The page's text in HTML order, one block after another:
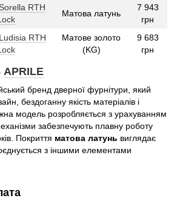
RTH
Матова латунь
7 943
грн
RTH
Матове золото
(KG)
9 683
грн
APRILE
бренд дверної фурнітури, який
бездоганну якість матеріалів і
модель розробляється з урахуванням
забезпечують плавну роботу
Покриття матова латунь виглядає
з іншими елементами